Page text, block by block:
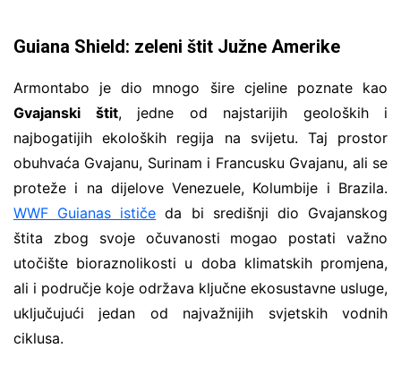
Guiana Shield: zeleni štit Južne Amerike
Armontabo je dio mnogo šire cjeline poznate kao
Gvajanski štit, jedne od najstarijih geoloških i
najbogatijih ekoloških regija na svijetu. Taj prostor
obuhvaća Gvajanu, Surinam i Francusku Gvajanu, ali se
proteže i na dijelove Venezuele, Kolumbije i Brazila.
WWF Guianas ističe da bi središnji dio Gvajanskog
štita zbog svoje očuvanosti mogao postati važno
utočište bioraznolikosti u doba klimatskih promjena,
ali i područje koje održava ključne ekosustavne usluge,
uključujući jedan od najvažnijih svjetskih vodnih
ciklusa.